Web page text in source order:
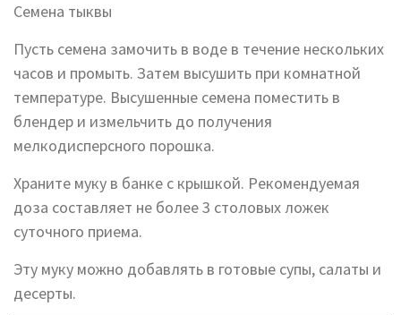
Семена тыквы
Пусть семена замочить в воде в течение нескольких
часов и промыть. Затем высушить при комнатной
температуре. Высушенные семена поместить в
блендер и измельчить до получения
мелкодисперсного порошка.
Храните муку в банке с крышкой. Рекомендуемая
доза составляет не более 3 столовых ложек
суточного приема.
Эту муку можно добавлять в готовые супы, салаты и
десерты.